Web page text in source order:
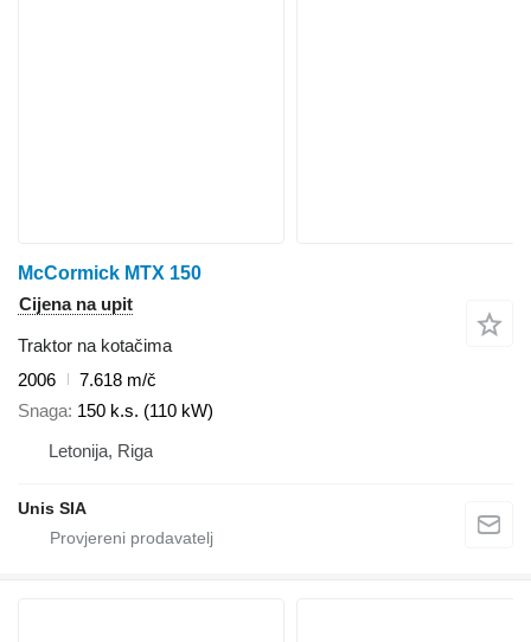
McCormick MTX 150
Cijena na upit
Traktor na kotačima
2006
7.618 m/č
Snaga 150 k.s. (110 kW)
Letonija, Riga
Unis SIA